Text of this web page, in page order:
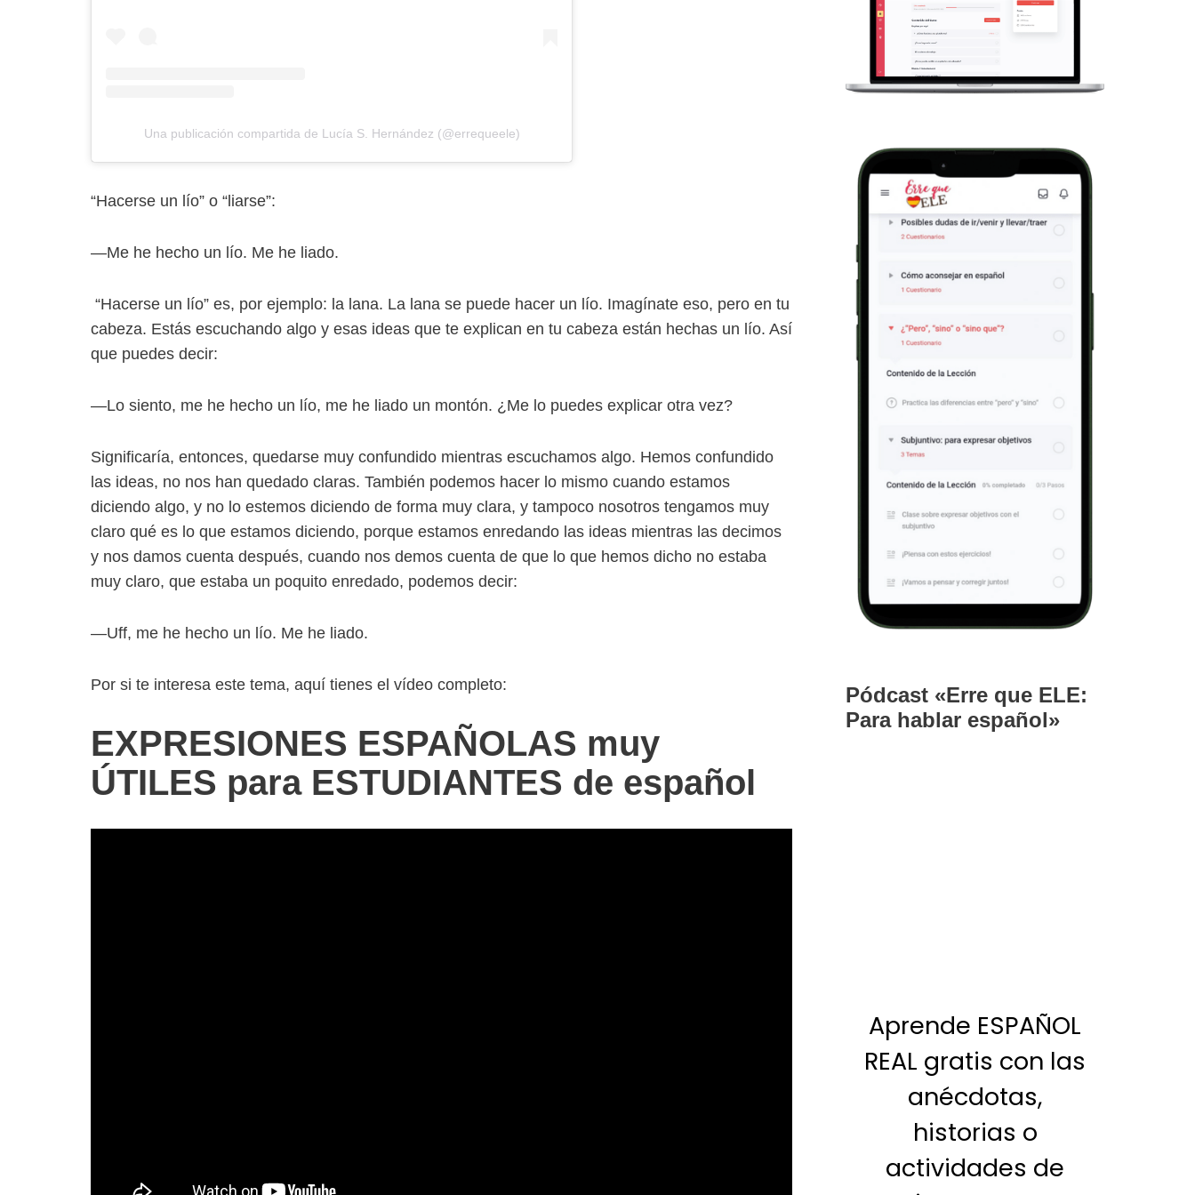
Una publicación compartida de Lucía S. Hernández (@errequeele)
“Hacerse un lío” o “liarse”:
—Me he hecho un lío. Me he liado.
“Hacerse un lío” es, por ejemplo: la lana. La lana se puede hacer un lío. Imagínate eso, pero en tu
cabeza. Estás escuchando algo y esas ideas que te explican en tu cabeza están hechas un lío. Así
que puedes decir:
—Lo siento, me he hecho un lío, me he liado un montón. ¿Me lo puedes explicar otra vez?
Significaría, entonces, quedarse muy confundido mientras escuchamos algo. Hemos confundido
las ideas, no nos han quedado claras. También podemos hacer lo mismo cuando estamos
diciendo algo, y no lo estemos diciendo de forma muy clara, y tampoco nosotros tengamos muy
claro qué es lo que estamos diciendo, porque estamos enredando las ideas mientras las decimos
y nos damos cuenta después, cuando nos demos cuenta de que lo que hemos dicho no estaba
muy claro, que estaba un poquito enredado, podemos decir:
—Uff, me he hecho un lío. Me he liado.
Por si te interesa este tema, aquí tienes el vídeo completo:
EXPRESIONES ESPAÑOLAS muy
ÚTILES para ESTUDIANTES de español
Pódcast «Erre que ELE:
Para hablar español»
Aprende ESPAÑOL
REAL gratis con las
anécdotas,
historias o
actividades de